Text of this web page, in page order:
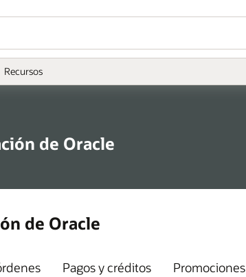
Recursos
de Oracle
de Oracle
Pagos y créditos Promociones